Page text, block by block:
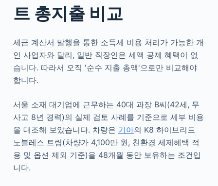
트 총지출 비교
세금 계산서 발행을 통한 소득세 비용 처리가 가능한 개
인 사업자와 달리, 일반 직장인은 세액 공제 혜택이 없
습니다. 따라서 오직 '순수 지출 총액'으로만 비교해야
합니다.
서울 소재 대기업에 근무하는 40대 과장 B씨(42세, 무
사고 8년 경력)의 실제 검토 사례를 기준으로 세부 비용
을 대조해 보았습니다. 차량은 기아의 K8 하이브리드
노블레스 트림(차량가 4,100만 원, 친환경 세제혜택 적
용 및 옵션 제외 기준)을 48개월 동안 보유하는 조건입
니다.